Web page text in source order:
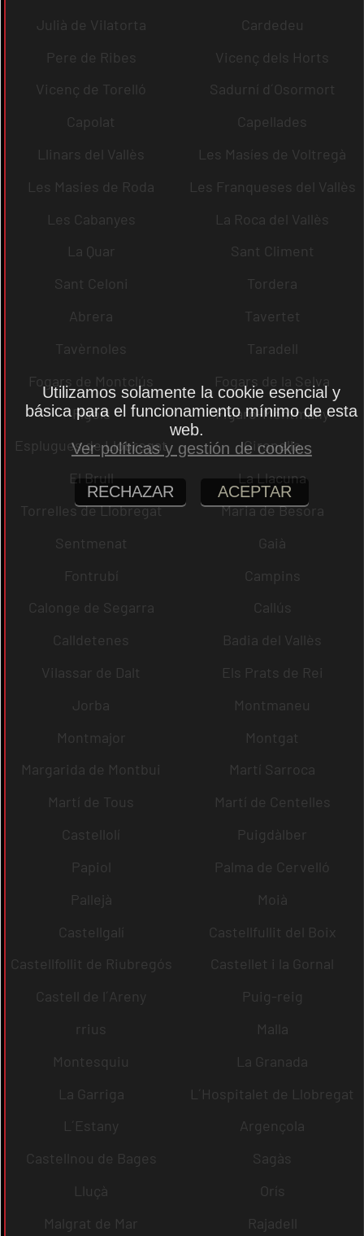
Julià de Vilatorta
Cardedeu
Pere de Ribes
Vicenç dels Horts
Vicenç de Torelló
Sadurní d´Osormort
Capolat
Capellades
Llinars del Vallès
Les Masíes de Voltregà
Les Masies de Roda
Les Franqueses del Vallès
Les Cabanyes
La Roca del Vallès
La Quar
Sant Climent
Sant Celoni
Tordera
Abrera
Tavertet
Tavèrnoles
Taradell
Fogars de Montclús
Fogars de la Selva
Fígols
Figaró-Montmany
Esplugues de Llobregat
Gironella
El Brull
La Llacuna
Torrelles de Llobregat
Maria de Besora
Sentmenat
Gaià
Fontrubí
Campins
Calonge de Segarra
Callús
Calldetenes
Badia del Vallès
Vilassar de Dalt
Els Prats de Rei
Jorba
Montmaneu
Montmajor
Montgat
Margarida de Montbui
Martí Sarroca
Martí de Tous
Martí de Centelles
Castellolí
Puigdàlber
Papiol
Palma de Cervelló
Pallejà
Moià
Castellgalí
Castellfullit del Boix
Castellfollit de Riubregós
Castellet i la Gornal
Castell de l´Areny
Puig-reig
rrius
Malla
Montesquiu
La Granada
La Garriga
L´Hospitalet de Llobregat
L´Estany
Argençola
Castellnou de Bages
Sagàs
Lluçà
Orís
Malgrat de Mar
Rajadell
Utilizamos solamente la cookie esencial y
básica para el funcionamiento mínimo de esta
web.
Ver políticas y gestión de cookies
RECHAZAR ACEPTAR